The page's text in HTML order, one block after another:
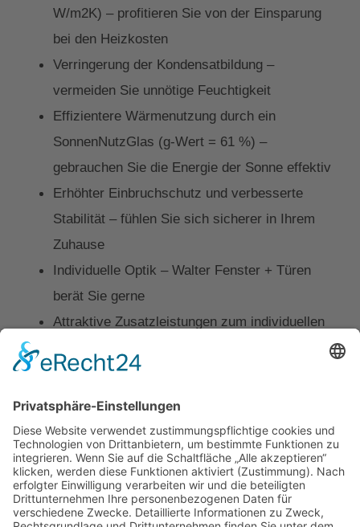
W/m2K) – profitieren Sie von der Einsparung
bei den Heizkosten
Verringerung der Kondensatbildung –
vermeiden Sie unnötige Feuchtigkeit
Effizientere Wärmenutzung durch ein
SonnenNutzGlas (g-Wert = 61 %) –
gebrauchen Sie die Energie der Sonne effektiv
Erhöhter Einbruchschutz und verbesserte
Stabilität – fühlen Sie sich sicherer in Ihrem
Zuhause
Individuelle Optik – Walter Fenster + Türen
berät Sie gerne
Attraktive Zusatzleistungen zum individuellen
Preis – sichern Sie sich z. B. 15 Jahre Garantie
auf die Scheibe
Mehr Infos zum NordhessenFenster